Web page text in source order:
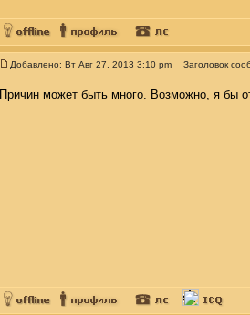
Добавлено: Вт Авг 27, 2013 3:10 pm Заголовок
Причин может быть много. Возможно, я бы